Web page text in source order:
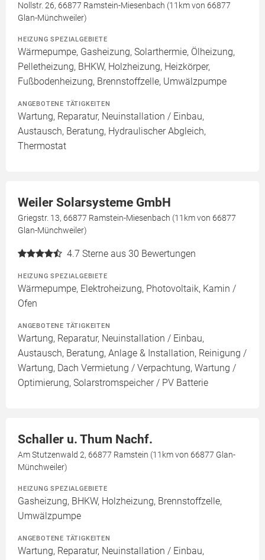
Nollstr. 26, 66877 Ramstein-Miesenbach (11km von 66877
Glan-Münchweiler)
HEIZUNG SPEZIALGEBIETE
Wärmepumpe, Gasheizung, Solarthermie, Ölheizung,
Pelletheizung, BHKW, Holzheizung, Heizkörper,
Fußbodenheizung, Brennstoffzelle, Umwälzpumpe
ANGEBOTENE TÄTIGKEITEN
Wartung, Reparatur, Neuinstallation / Einbau,
Austausch, Beratung, Hydraulischer Abgleich,
Thermostat
Weiler Solarsysteme GmbH
Griegstr. 13, 66877 Ramstein-Miesenbach (11km von 66877
Glan-Münchweiler)
4.7 Sterne aus 30 Bewertungen
HEIZUNG SPEZIALGEBIETE
Wärmepumpe, Elektroheizung, Photovoltaik, Kamin /
Ofen
ANGEBOTENE TÄTIGKEITEN
Wartung, Reparatur, Neuinstallation / Einbau,
Austausch, Beratung, Anlage & Installation, Reinigung /
Wartung, Dach Vermietung / Verpachtung, Wartung /
Optimierung, Solarstromspeicher / PV Batterie
Schaller u. Thum Nachf.
Am Stutzenwald 2, 66877 Ramstein (11km von 66877 Glan-
Münchweiler)
HEIZUNG SPEZIALGEBIETE
Gasheizung, BHKW, Holzheizung, Brennstoffzelle,
Umwälzpumpe
ANGEBOTENE TÄTIGKEITEN
Wartung, Reparatur, Neuinstallation / Einbau,